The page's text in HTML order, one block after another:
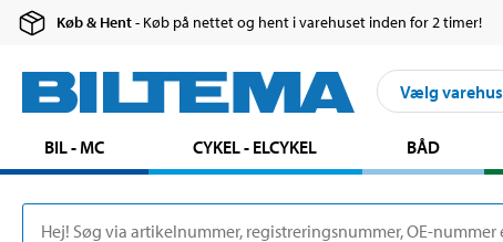
Køb & Hent- Køb på nettet og hent i varehuset inden for 2 timer!
Vælg varehus
BIL - MC CYKEL - ELCYKEL BÅD